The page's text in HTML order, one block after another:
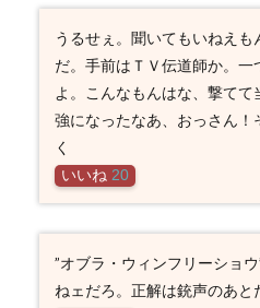
うるせぇ。聞いてもいねえ
だ。手前はＴＶ伝道師か。
よ。こんなもんはな、撃て
強になったなあ、おっさん！
く
いいね 20
”オブラ・ウィンフリーショ
ねェだろ。正解は銃声のあと